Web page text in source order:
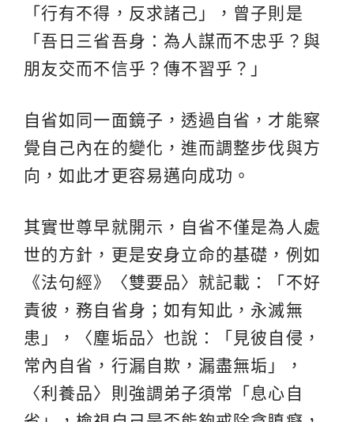
「行有不得，反求諸己」，曾子則是
「吾日三省吾身：為人謀而不忠乎？與
朋友交而不信乎？傳不習乎？」
自省如同一面鏡子，透過自省，才能察
覺自己內在的變化，進而調整步伐與方
向，如此才更容易邁向成功。
其實世尊早就開示，自省不僅是為人處
世的方針，更是安身立命的基礎，例如
《法句經》〈雙要品〉就記載：「不好
責彼，務自省身；如有知此，永滅無
患」，〈塵垢品〉也說：「見彼自侵，
常內自省，行漏自欺，漏盡無垢」，
〈利養品〉則強調弟子須常「息心自